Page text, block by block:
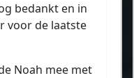
bedankt en in
voor de laatste
Noah mee met